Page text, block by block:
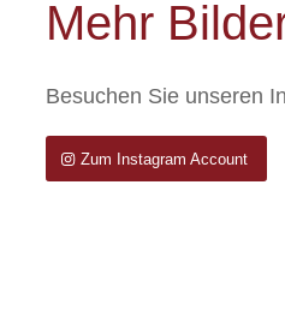
Mehr
Besuchen Sie unseren
Zum Instagram Account